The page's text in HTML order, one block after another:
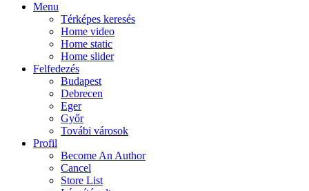
Menu
Térképes keresés
Home video
Home static
Home slider
Felfedezés
Budapest
Debrecen
Eger
Győr
Továbi városok
Profil
Become An Author
Cancel
Store List